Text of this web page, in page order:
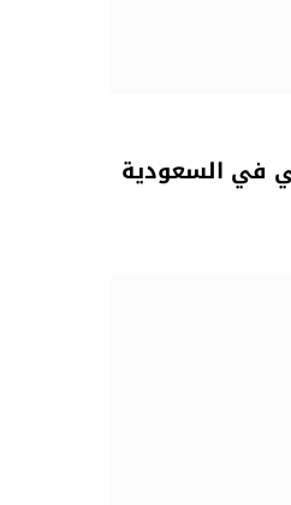
في السعودية